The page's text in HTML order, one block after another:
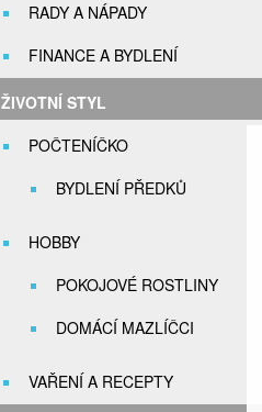
RADY A NÁPADY
FINANCE A BYDLENÍ
ŽIVOTNÍ STYL
POČTENÍČKO
BYDLENÍ PŘEDKŮ
HOBBY
POKOJOVÉ ROSTLINY
DOMÁCÍ MAZLÍČCI
VAŘENÍ A RECEPTY